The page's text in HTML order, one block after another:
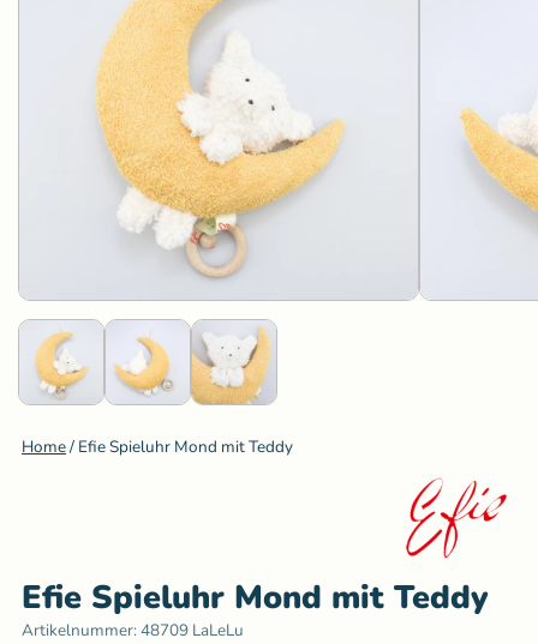
Home/ Efie Spieluhr Mond mit Teddy
Efie Spieluhr Mond mit Teddy
Artikelnummer:48709 LaLeLu